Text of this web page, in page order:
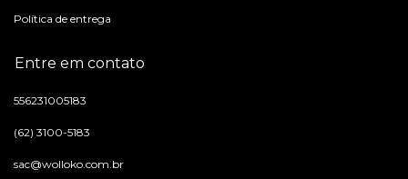
Política de entrega
Entre em contato
556231005183
(62) 3100-5183
sac@wolloko.com.br